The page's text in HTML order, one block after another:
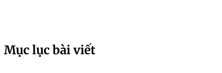
Mục lục bài viết